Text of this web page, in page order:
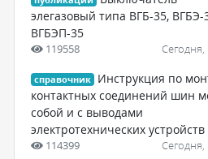
элегазовый типа ВГБ-35, ВГБЭ-
ВГБЭП-35
119558 Сегодня,
справочник
Инструкция по
контактных соединений шин
собой и с выводами
электротехнических устройств
114399 Сегодня,